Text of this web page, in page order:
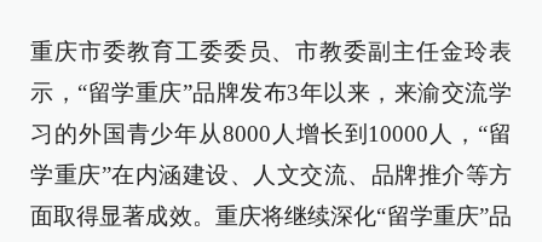
重庆市委教育工委委员、市教委副主任金玲表
示，“留学重庆”品牌发布3年以来，来渝交流学
习的外国青少年从8000人增长到10000人，“留
学重庆”在内涵建设、人文交流、品牌推介等方
面取得显著成效。重庆将继续深化“留学重庆”品